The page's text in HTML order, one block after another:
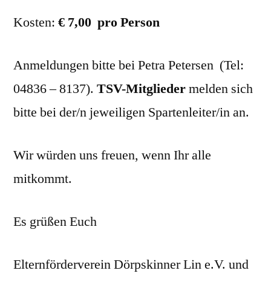
Kosten: € 7,00 pro Person
Anmeldungen bitte bei Petra Petersen (Tel:
04836 – 8137). TSV-Mitgliedermelden sich
bitte bei der/n jeweiligen Spartenleiter/in an.
Wir würden uns freuen, wenn Ihr alle
mitkommt.
Es grüßen Euch
Elternförderverein Dörpskinner Lin e.V. und